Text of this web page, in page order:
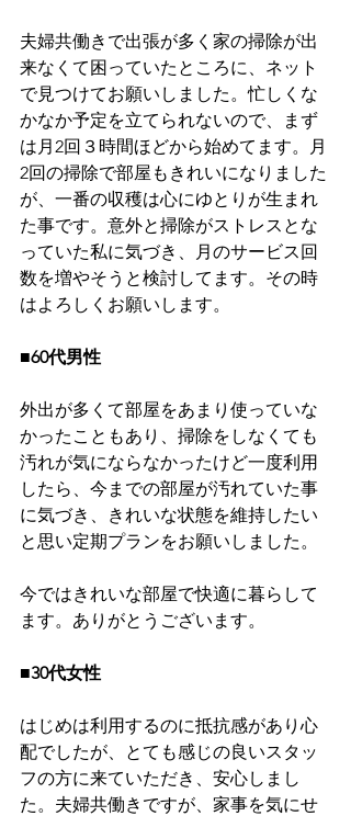
夫婦共働きで出張が多く家の掃除が出
来なくて困っていたところに、ネット
で見つけてお願いしました。忙しくな
かなか予定を立てられないので、まず
は月2回３時間ほどから始めてます。月
2回の掃除で部屋もきれいになりました
が、一番の収穫は心にゆとりが生まれ
た事です。意外と掃除がストレスとな
っていた私に気づき、月のサービス回
数を増やそうと検討してます。その時
はよろしくお願いします。
■60代男性
外出が多くて部屋をあまり使っていな
かったこともあり、掃除をしなくても
汚れが気にならなかったけど一度利用
したら、今までの部屋が汚れていた事
に気づき、きれいな状態を維持したい
と思い定期プランをお願いしました。
今ではきれいな部屋で快適に暮らして
ます。ありがとうございます。
■30代女性
はじめは利用するのに抵抗感があり心
配でしたが、とても感じの良いスタッ
フの方に来ていただき、安心しまし
た。夫婦共働きですが、家事を気にせ